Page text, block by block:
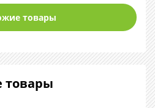
товары
товары